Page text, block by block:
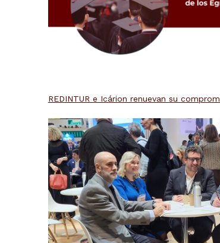
REDINTUR e Icárion renuevan su